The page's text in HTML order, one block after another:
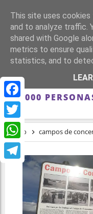
Facebook
Twitter
WhatsApp
Telegram
LOS SECRETOS
DE
16.000
Inicio campos de
This site uses
and to analyze traffic.
shared with Google
metrics to ensure
statistics, and to